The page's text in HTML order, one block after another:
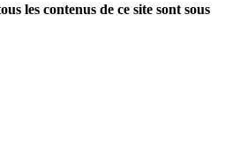
les contenus de ce site sont sous